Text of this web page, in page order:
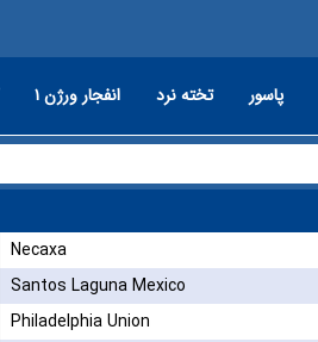
پاسور تخته نرد انفجار ورژن ۱
Necaxa
Santos Laguna Mexico
Philadelphia Union